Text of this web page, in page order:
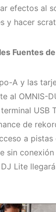
efectos al
y hacer
Fuentes
A y las
al OMNIS-
USB
de
a pistas
sin conexión
Lite